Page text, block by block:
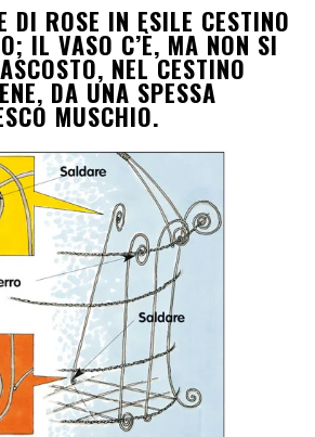
DI ROSE IN ESILE CESTINO
IL VASO C’È, MA NON SI
NEL CESTINO
DA UNA SPESSA
MUSCHIO.